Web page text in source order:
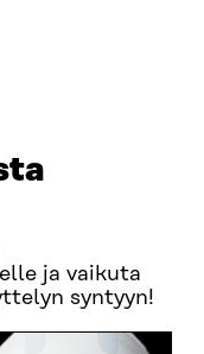
ja vaikuta
syntyyn!